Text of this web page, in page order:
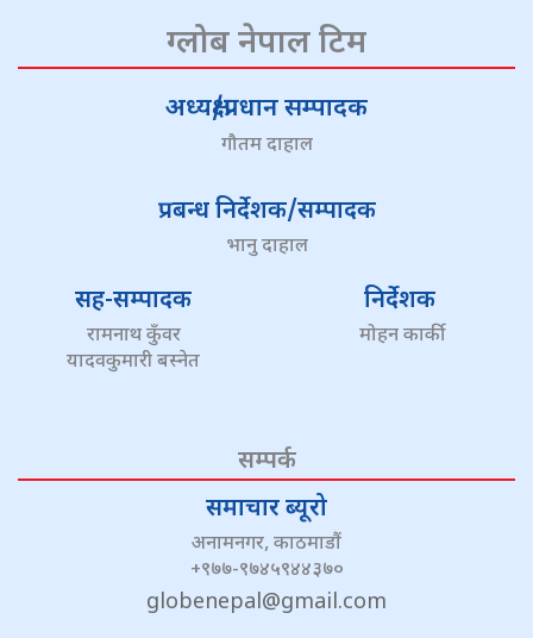
ग्लोब नेपाल टिम
अध्यक्ष/प्रधान सम्पादक
गौतम दाहाल
प्रबन्ध निर्देशक/सम्पादक
भानु दाहाल
सह-सम्पादक
रामनाथ कुँवर
यादवकुमारी बस्नेत
निर्देशक
मोहन कार्की
सम्पर्क
समाचार ब्यूरो
अनामनगर, काठमाडौं
+९७७-९७४५९४४३७०
globenepal@gmail.com